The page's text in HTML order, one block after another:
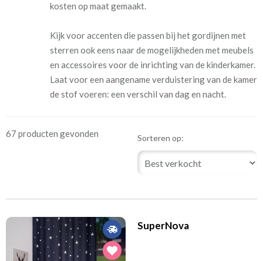
kosten op maat gemaakt.
Kijk voor accenten die passen bij het gordijnen met
sterren ook eens naar de mogelijkheden met meubels
en accessoires voor de inrichting van de kinderkamer.
Laat voor een aangename verduistering van de kamer
de stof voeren: een verschil van dag en nacht.
67 producten gevonden Sorteren op:
SuperNova